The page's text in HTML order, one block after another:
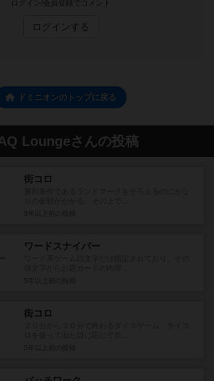
ログイン/会員登録でコメント
ログインする
ドミニオンのトップに戻る
Loungeさんの投稿
街コロ
ワードスナイパー
街コロ